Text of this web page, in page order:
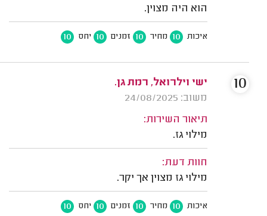
הוא היה מצוין.
איכות 10 מחיר 10 זמנים 10 יחס 10
ישי וילרואל, רמת גן.
משוב: 24/08/2025
תיאור השירות:
מילוי גז.
חוות דעת:
מילוי גז מצוין אך יקר.
איכות 10 מחיר 10 זמנים 10 יחס 10
10